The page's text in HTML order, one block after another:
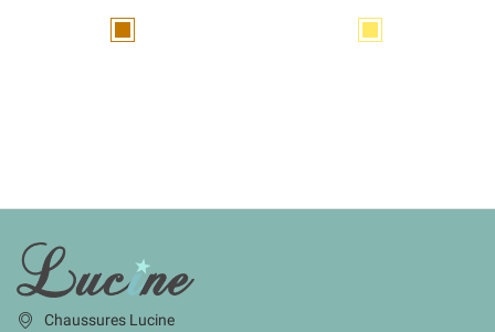
INFORMATIONS
Chaussures Lucine